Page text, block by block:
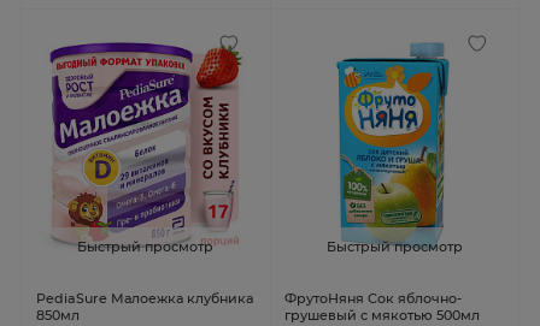
Быстрый просмотр
PediaSure Малоежка клубника
850мл
Быстрый просмотр
ФрутоНяня Сок яблочно-
грушевый с мякотью 500мл